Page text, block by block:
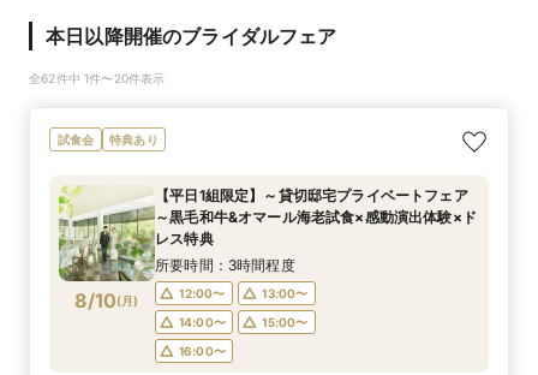
本日以降開催のブライダルフェア
全62件中 1件〜20件表示
試食会 特典あり
8/10(月)
【平日1組限定】～貸切邸宅プライベートフェア
～黒毛和牛&オマール海老試食×感動演出体験×ド
レス特典
所要時間：3時間程度
12:00〜
13:00〜
14:00〜
15:00〜
16:00〜